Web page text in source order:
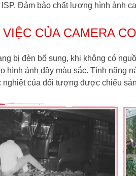
Đảm bảo chất lượng hình ảnh
CỦA CAMERA
bị đèn bổ sung, khi không có
hình ảnh đầy màu sắc. Tính năng
nghiệt của đối tượng được chiếu